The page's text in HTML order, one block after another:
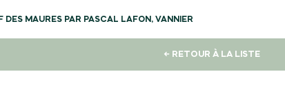
MAURES PAR PASCAL LAFON, VANNIER
← RETOUR À LA LISTE